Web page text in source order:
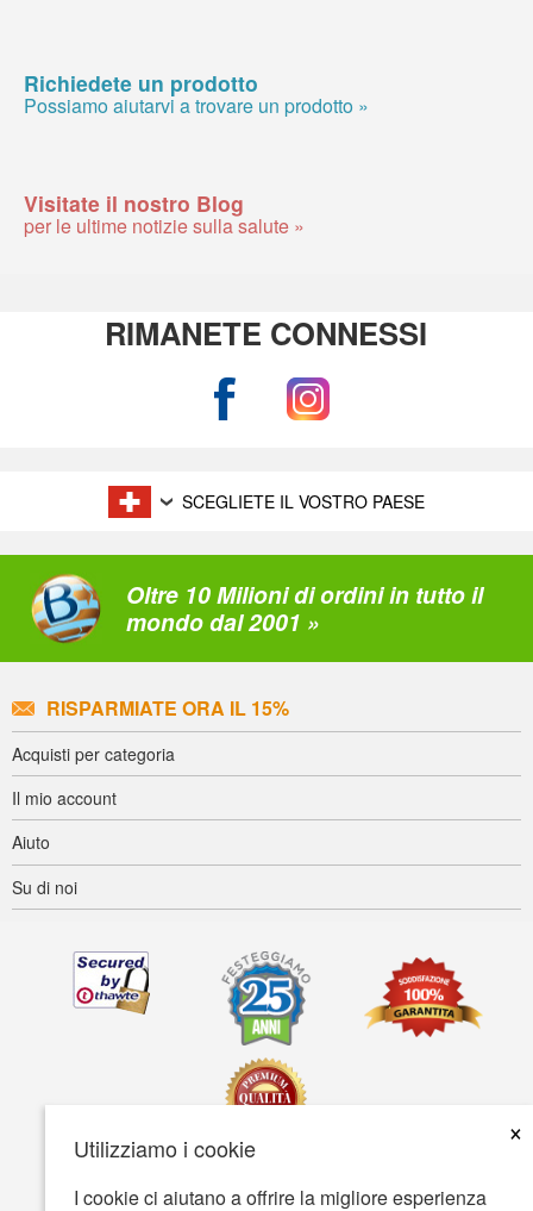
Utilizziamo i cookie
×
I cookie ci aiutano a offrire la migliore esperienza
Richiedete un prodotto
Possiamo aiutarvi a trovare un prodotto »
Visitate il nostro Blog
per le ultime notizie sulla salute »
RIMANETE CONNESSI
SCEGLIETE IL VOSTRO PAESE
Oltre 10 Milioni di ordini in tutto il
mondo dal 2001 »
RISPARMIATE ORA IL 15%
Acquisti per categoria
Il mio account
Aiuto
Su di noi
Accessibilità Termini d'uso Tutela della privacy